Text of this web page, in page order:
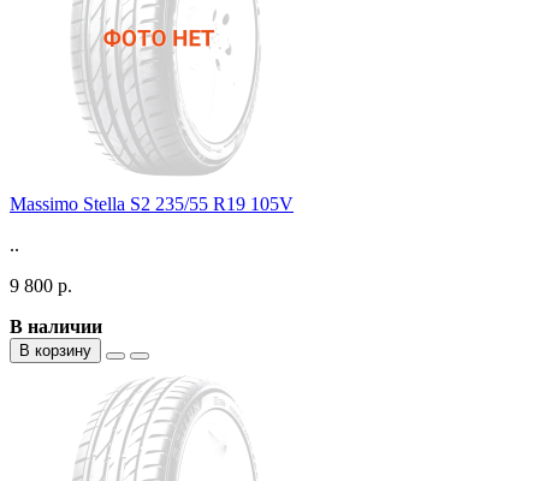
Massimo Stella S2 235/55 R19 105V
..
9 800 р.
В наличии
В корзину